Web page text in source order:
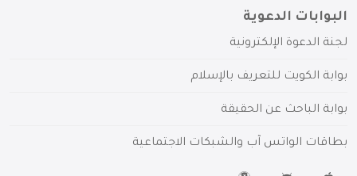
البوابات الدعوية
لجنة الدعوة الإلكترونية
بوابة الكويت للتعريف بالإسلام
بوابة الباحث عن الحقيقة
بطاقات الواتس آب والشبكات الاجتماعية